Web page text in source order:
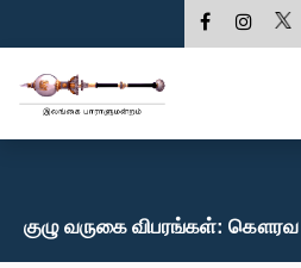
குழு வருகை விபரங்கள்: கௌரவ